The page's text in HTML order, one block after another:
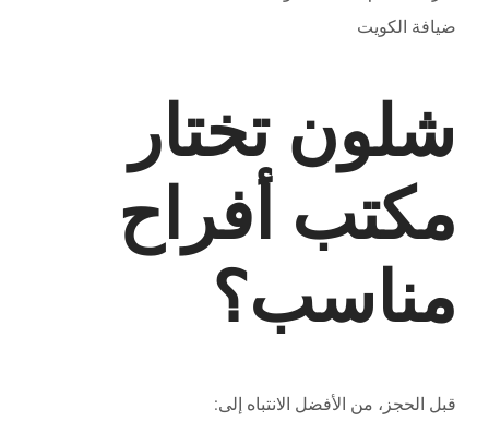
ضيافة الكويت
شلون تختار
مكتب أفراح
مناسب؟
قبل الحجز، من الأفضل الانتباه إلى: